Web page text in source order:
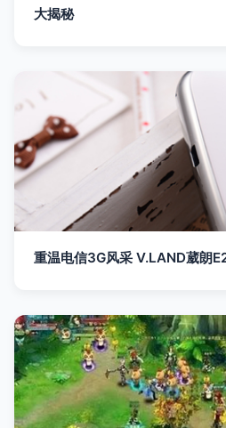
大揭秘
重温电信3G风采 V.LAND葳朗